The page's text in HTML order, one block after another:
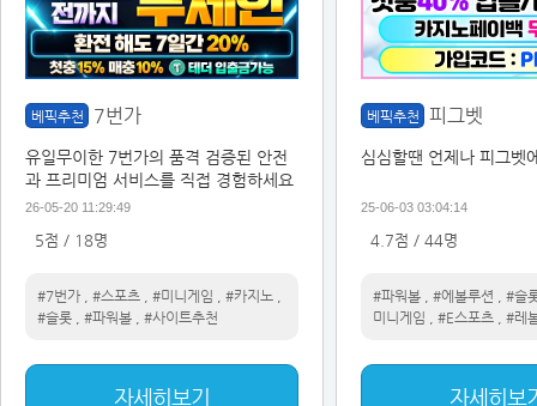
베픽추천 7번가
유일무이한 7번가의 품격 검증된 안전
과 프리미엄 서비스를 직접 경험하세요
26-05-20 11:29:49
5점 / 18명
#7번가 #스포츠 #미니게임 #카지노
#슬롯
#파워볼 #사이트추천
자세히보기
베픽추천 피그벳
심심할땐 언제나 피그벳
25-06-03 03:04:14
4.7점 / 44명
#파워볼 #에볼루션
#슬
미니게임
#E스포츠 #레
자세히보